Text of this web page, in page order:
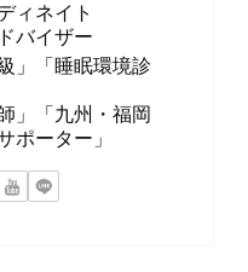
ネイト
イザー
」「睡眠環境診
」「九州・福岡
ポーター」